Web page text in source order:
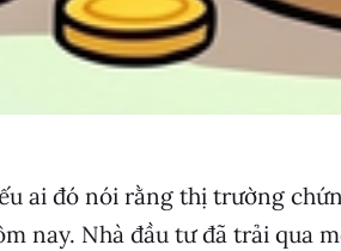
ai đó nói rằng thị trường
nay. Nhà đầu tư đã trải qua